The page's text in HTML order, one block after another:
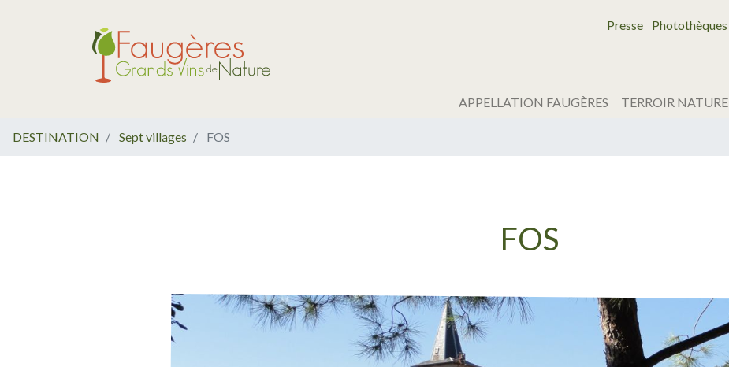
Presse Photothèques
APPELLATION FAUGÈRES TERROIR NATURE
DESTINATION Sept villages FOS
FOS